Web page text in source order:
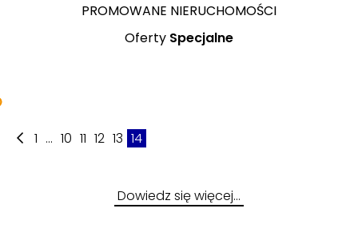
PROMOWANE NIERUCHOMOŚCI
Oferty Specjalne
1 ... 10 11 12 13 14
Dowiedz się więcej…